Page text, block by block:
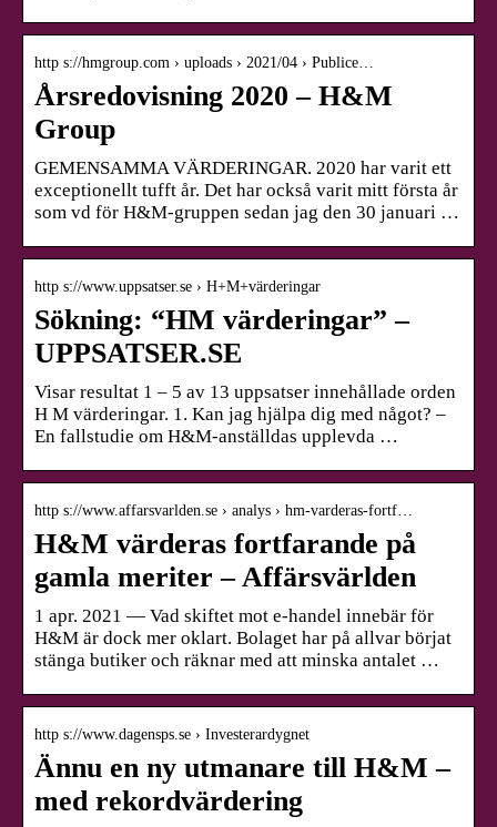
http s://hmgroup.com › uploads › 2021/04 › Publice…
Årsredovisning 2020 – H&M
Group
GEMENSAMMA VÄRDERINGAR. 2020 har varit ett
exceptionellt tufft år. Det har också varit mitt första år
som vd för H&M-gruppen sedan jag den 30 januari …
http s://www.uppsatser.se › H+M+värderingar
Sökning: “HM värderingar” –
UPPSATSER.SE
Visar resultat 1 – 5 av 13 uppsatser innehållade orden
H M värderingar. 1. Kan jag hjälpa dig med något? –
En fallstudie om H&M-anställdas upplevda …
http s://www.affarsvarlden.se › analys › hm-varderas-fortf…
H&M värderas fortfarande på
gamla meriter – Affärsvärlden
1 apr. 2021 — Vad skiftet mot e-handel innebär för
H&M är dock mer oklart. Bolaget har på allvar börjat
stänga butiker och räknar med att minska antalet …
http s://www.dagensps.se › Investerardygnet
Ännu en ny utmanare till H&M –
med rekordvärdering